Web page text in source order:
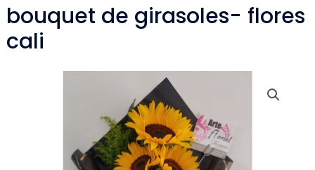
bouquet de girasoles- flores
cali